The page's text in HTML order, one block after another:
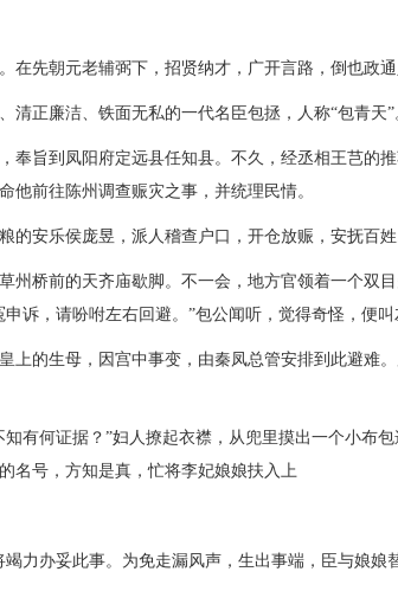
在先朝元老辅弼下，招贤纳才，广开言路，倒也政通
清正廉洁、铁面无私的一代名臣包拯，人称“包青天”
奉旨到凤阳府定远县任知县。不久，经丞相王芑的
他前往陈州调查赈灾之事，并统理民情。
的安乐侯庞昱，派人稽查户口，开仓放赈，安抚百姓
州桥前的天齐庙歇脚。不一会，地方官领着一个双
诉，请吩咐左右回避。”包公闻听，觉得奇怪，便叫
上的生母，因宫中事变，由秦凤总管安排到此避难
有何证据？”妇人撩起衣襟，从兜里摸出一个小布
名号，方知是真，忙将李妃娘娘扶入上
力办妥此事。为免走漏风声，生出事端，臣与娘娘